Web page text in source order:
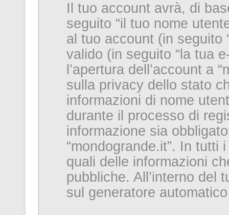
Il tuo account avrà, di
seguito “il tuo nome
al tuo account (in seguito
valido (in seguito “la tua
l’apertura dell’account a
sulla privacy dello stato
informazioni di nome
durante il processo di
informazione sia
“mondogrande.it”. In
quali delle informazioni
pubbliche. All’interno del
sul generatore